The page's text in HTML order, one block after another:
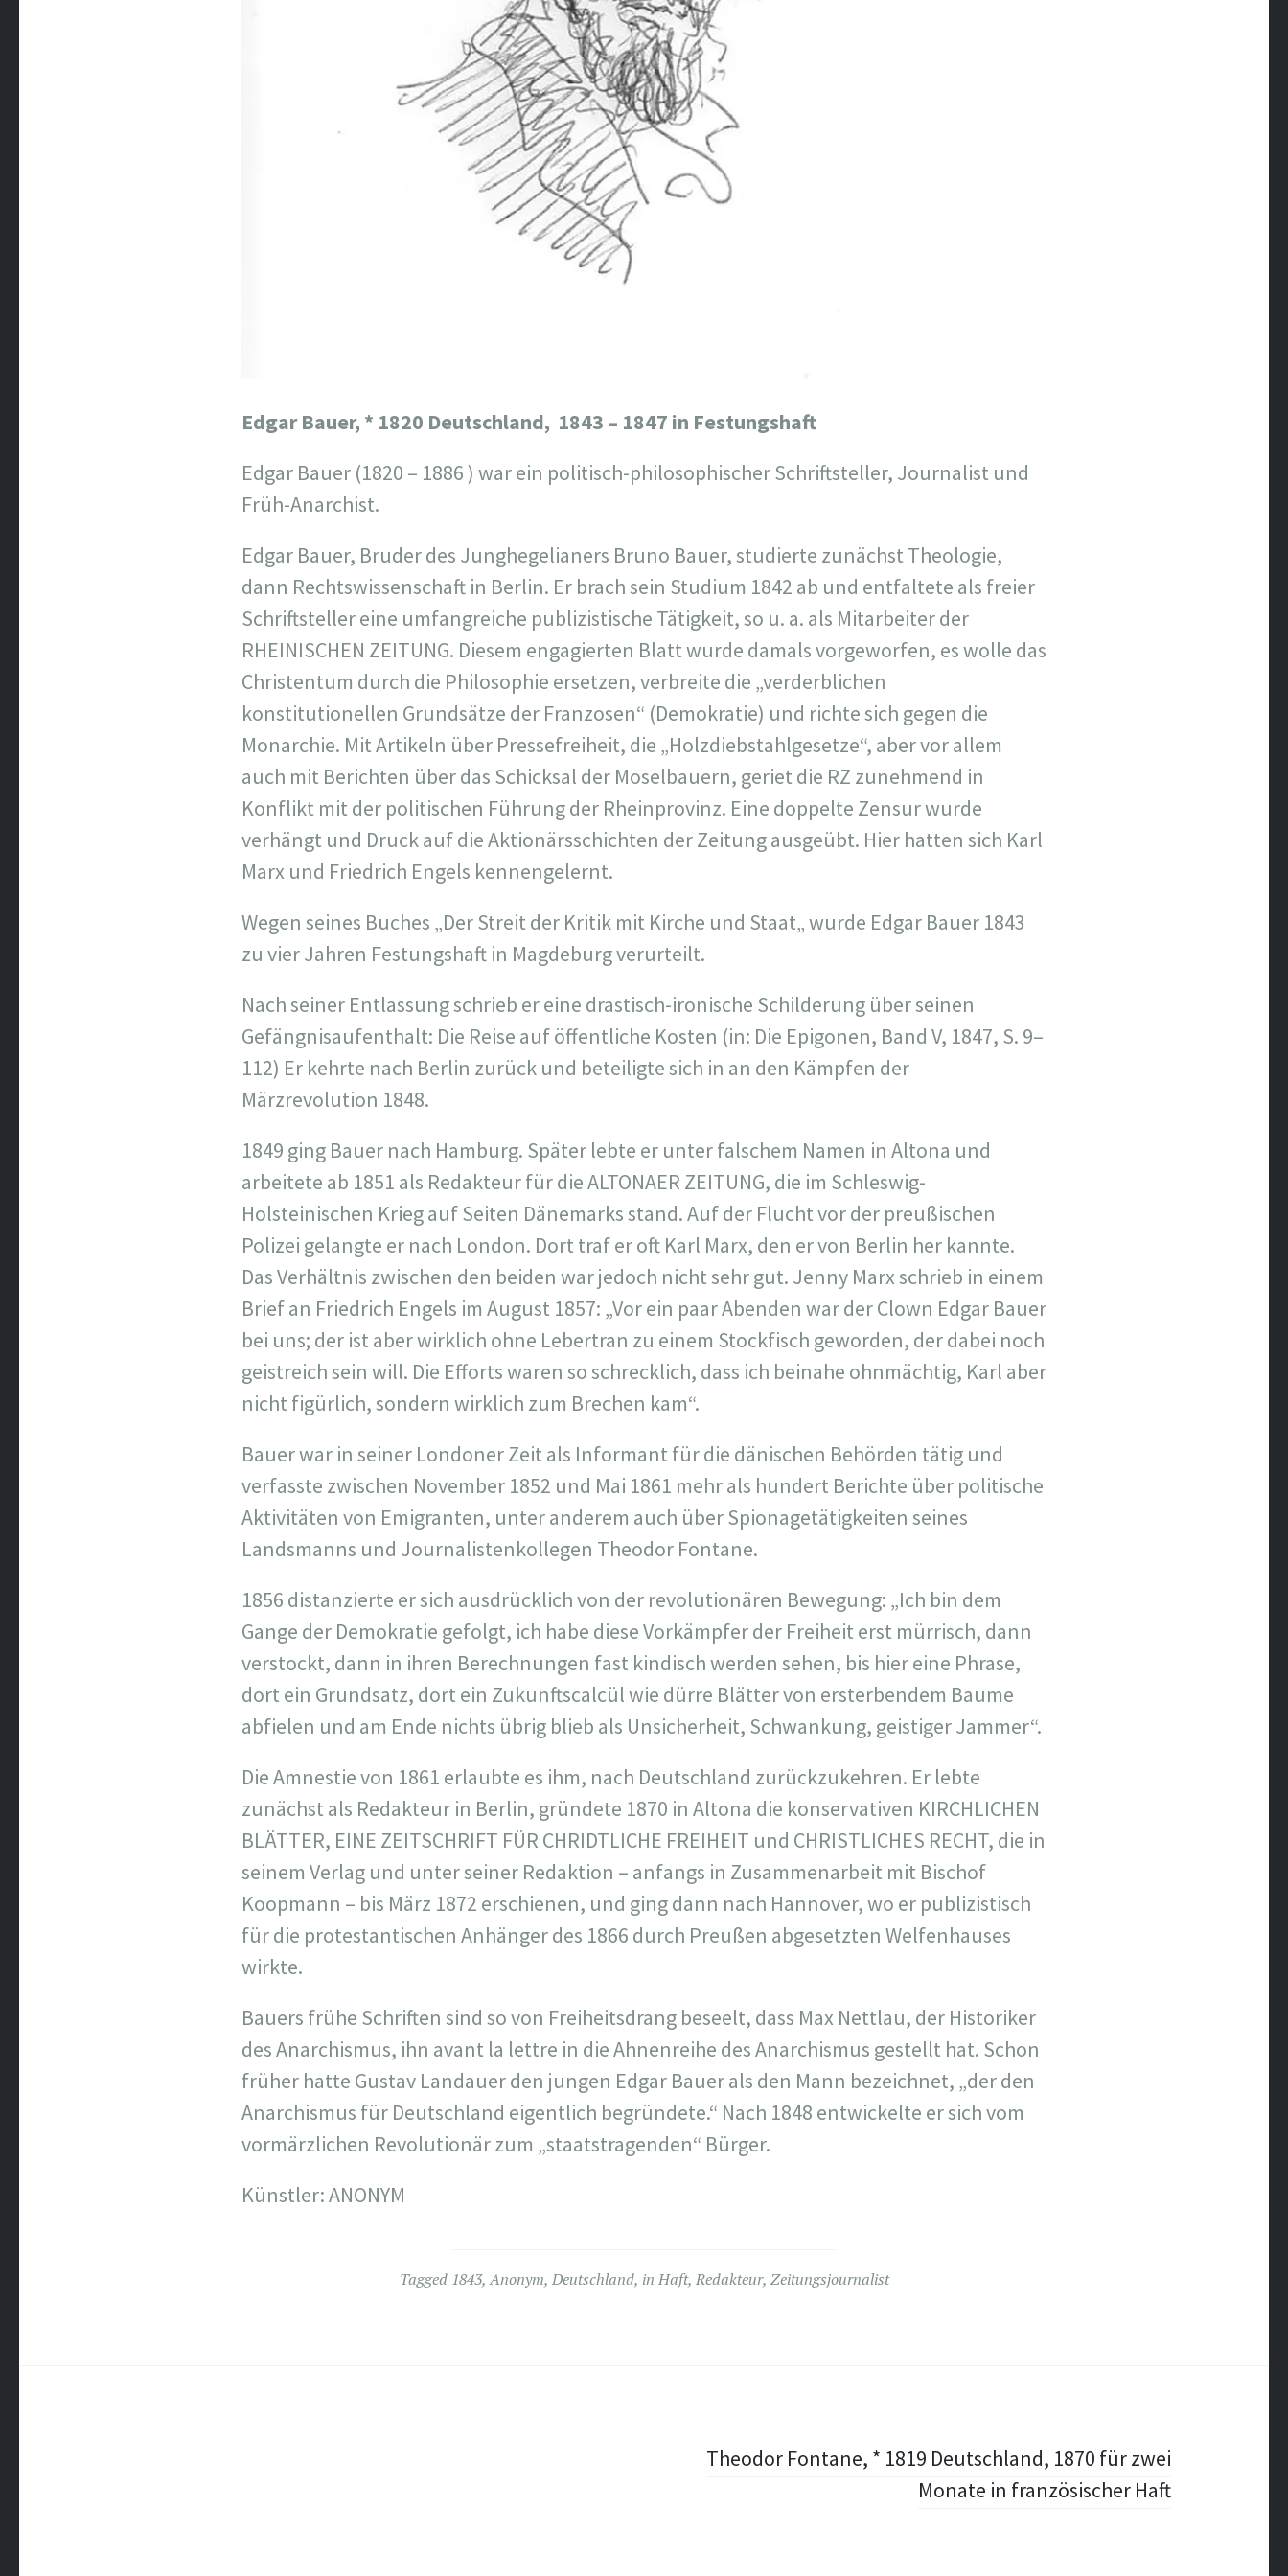
Edgar Bauer, * 1820 Deutschland, 1843 – 1847 in Festungshaft
Edgar Bauer (1820 – 1886 ) war ein politisch-philosophischer Schriftsteller, Journalist und
Früh-Anarchist.
Edgar Bauer, Bruder des Junghegelianers Bruno Bauer, studierte zunächst Theologie,
dann Rechtswissenschaft in Berlin. Er brach sein Studium 1842 ab und entfaltete als freier
Schriftsteller eine umfangreiche publizistische Tätigkeit, so u. a. als Mitarbeiter der
RHEINISCHEN ZEITUNG. Diesem engagierten Blatt wurde damals vorgeworfen, es wolle das
Christentum durch die Philosophie ersetzen, verbreite die „verderblichen
konstitutionellen Grundsätze der Franzosen“ (Demokratie) und richte sich gegen die
Monarchie. Mit Artikeln über Pressefreiheit, die „Holzdiebstahlgesetze“, aber vor allem
auch mit Berichten über das Schicksal der Moselbauern, geriet die RZ zunehmend in
Konflikt mit der politischen Führung der Rheinprovinz. Eine doppelte Zensur wurde
verhängt und Druck auf die Aktionärsschichten der Zeitung ausgeübt. Hier hatten sich Karl
Marx und Friedrich Engels kennengelernt.
Wegen seines Buches „Der Streit der Kritik mit Kirche und Staat„ wurde Edgar Bauer 1843
zu vier Jahren Festungshaft in Magdeburg verurteilt.
Nach seiner Entlassung schrieb er eine drastisch-ironische Schilderung über seinen
Gefängnisaufenthalt: Die Reise auf öffentliche Kosten (in: Die Epigonen, Band V, 1847, S. 9–
112) Er kehrte nach Berlin zurück und beteiligte sich in an den Kämpfen der
Märzrevolution 1848.
1849 ging Bauer nach Hamburg. Später lebte er unter falschem Namen in Altona und
arbeitete ab 1851 als Redakteur für die ALTONAER ZEITUNG, die im Schleswig-
Holsteinischen Krieg auf Seiten Dänemarks stand. Auf der Flucht vor der preußischen
Polizei gelangte er nach London. Dort traf er oft Karl Marx, den er von Berlin her kannte.
Das Verhältnis zwischen den beiden war jedoch nicht sehr gut. Jenny Marx schrieb in einem
Brief an Friedrich Engels im August 1857: „Vor ein paar Abenden war der Clown Edgar Bauer
bei uns; der ist aber wirklich ohne Lebertran zu einem Stockfisch geworden, der dabei noch
geistreich sein will. Die Efforts waren so schrecklich, dass ich beinahe ohnmächtig, Karl aber
nicht figürlich, sondern wirklich zum Brechen kam“.
Bauer war in seiner Londoner Zeit als Informant für die dänischen Behörden tätig und
verfasste zwischen November 1852 und Mai 1861 mehr als hundert Berichte über politische
Aktivitäten von Emigranten, unter anderem auch über Spionagetätigkeiten seines
Landsmanns und Journalistenkollegen Theodor Fontane.
1856 distanzierte er sich ausdrücklich von der revolutionären Bewegung: „Ich bin dem
Gange der Demokratie gefolgt, ich habe diese Vorkämpfer der Freiheit erst mürrisch, dann
verstockt, dann in ihren Berechnungen fast kindisch werden sehen, bis hier eine Phrase,
dort ein Grundsatz, dort ein Zukunftscalcül wie dürre Blätter von ersterbendem Baume
abfielen und am Ende nichts übrig blieb als Unsicherheit, Schwankung, geistiger Jammer“.
Die Amnestie von 1861 erlaubte es ihm, nach Deutschland zurückzukehren. Er lebte
zunächst als Redakteur in Berlin, gründete 1870 in Altona die konservativen KIRCHLICHEN
BLÄTTER, EINE ZEITSCHRIFT FÜR CHRIDTLICHE FREIHEIT und CHRISTLICHES RECHT, die in
seinem Verlag und unter seiner Redaktion – anfangs in Zusammenarbeit mit Bischof
Koopmann – bis März 1872 erschienen, und ging dann nach Hannover, wo er publizistisch
für die protestantischen Anhänger des 1866 durch Preußen abgesetzten Welfenhauses
wirkte.
Bauers frühe Schriften sind so von Freiheitsdrang beseelt, dass Max Nettlau, der Historiker
des Anarchismus, ihn avant la lettre in die Ahnenreihe des Anarchismus gestellt hat. Schon
früher hatte Gustav Landauer den jungen Edgar Bauer als den Mann bezeichnet, „der den
Anarchismus für Deutschland eigentlich begründete.“ Nach 1848 entwickelte er sich vom
vormärzlichen Revolutionär zum „staatstragenden“ Bürger.
Künstler: ANONYM
Tagged 1843,Anonym, Deutschland, in Haft, Redakteur, Zeitungsjournalist
Theodor Fontane, * 1819 Deutschland, 1870 für zwei
Monate in französischer Haft